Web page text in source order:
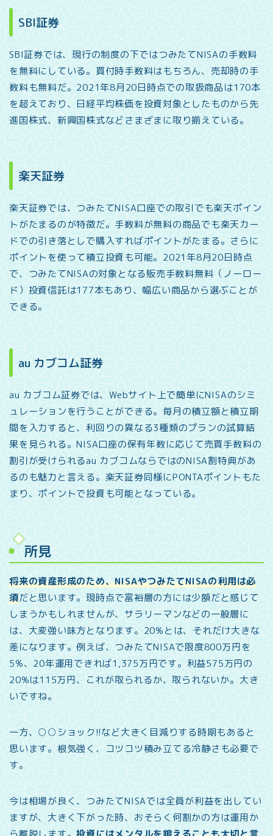
SBI証券
SBI証券では、現行の制度の下ではつみたてNISAの手数料
を無料にしている。買付時手数料はもちろん、売却時の手
数料も無料だ。2021年8月20日時点での取扱商品は170本
を超えており、日経平均株価を投資対象としたものから先
進国株式、新興国株式などさまざまに取り揃えている。
楽天証券
楽天証券では、つみたてNISA口座での取引でも楽天ポイン
トがたまるのが特徴だ。手数料が無料の商品でも楽天カー
ドでの引き落としで購入すればポイントがたまる。さらに
ポイントを使って積立投資も可能。2021年8月20日時点
で、つみたてNISAの対象となる販売手数料無料（ノーロー
ド）投資信託は177本もあり、幅広い商品から選ぶことが
できる。
au カブコム証券
au カブコム証券では、Webサイト上で簡単にNISAのシミ
ュレーションを行うことができる。毎月の積立額と積立期
間を入力すると、利回りの異なる3種類のプランの試算結
果を見られる。NISA口座の保有年数に応じて売買手数料の
割引が受けられるau カブコムならではのNISA割特典があ
るのも魅力と言える。楽天証券同様にPONTAポイントもた
まり、ポイントで投資も可能となっている。
所見
将来の資産形成のため、NISAやつみたてNISAの利用は必
須だと思います。現時点で富裕層の方には少額だと感じて
しまうかもしれませんが、サラリーマンなどの一般層に
は、大変強い味方となります。20%とは、それだけ大きな
差になります。例えば、つみたてNISAで限度800万円を
5%、20年運用できれば1,375万円です。利益575万円の
20%は115万円、これが取られるか、取られないか。大き
いですね。
一方、○○ショック!!など大きく目減りする時期もあると
思います。根気強く、コツコツ積み立てる冷静さも必要で
す。
今は相場が良く、つみたてNISAでは全員が利益を出してい
ますが、大きく下がった時、おそらく何割かの方は運用か